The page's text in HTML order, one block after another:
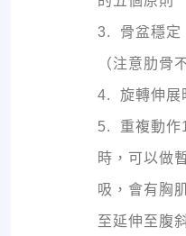
3. 骨盆穩定
（注意肋骨
4. 旋轉伸展
5. 重複動作
時，可以做
吸，會有胸
至延伸至腹